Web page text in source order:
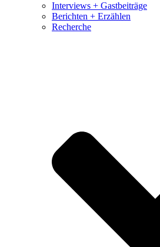
Interviews + Gastbeiträge
Berichten + Erzählen
Recherche